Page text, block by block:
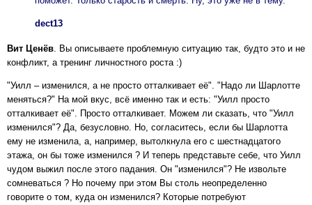
dect13
Вит Ценёв . Вы описываете проблемную ситуацию так, будто это и не
конфликт, а тренинг личностного роста :)
"Уилл – изменился, а не просто отталкивает её". "Надо ли Шарлотте
меняться?" На мой вкус, всё именно так и есть: "Уилл просто
отталкивает её". Просто отталкивает. Можем ли сказать, что "Уилл
изменился"? Да, безусловно. Но, согласитесь, если бы Шарлотта
ему не изменила, а, например, вытолкнула его с шестнадцатого
этажа, он бы тоже изменился ? И теперь представьте себе, что Уилл
чудом выжил после этого падания. Он "изменился"? Не извольте
сомневаться ? Но почему при этом Вы столь неопределенно
говорите о том, куда он изменился? Которые потребуют